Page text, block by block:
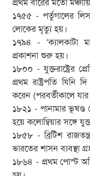
১৭৫৫ - পর্তুগালের
লোকের মৃত্যু হয়।
১৭৯৪ - ‘ক্যালকাটা
প্রকাশনা শুরু হয়।
১৮০০ - যুক্তরাষ্ট্রের
প্রথম রাষ্ট্রপতি
করেন (পরবর্তীকালে
১৮২১ - পানামার
হয়ে কলোম্বিয়ার সঙ্গে
১৮৫৮ - ব্রিটিশ
ভারতের শাসন ব্যবস্থা
১৮৬৪ - প্রথম পোস্ট